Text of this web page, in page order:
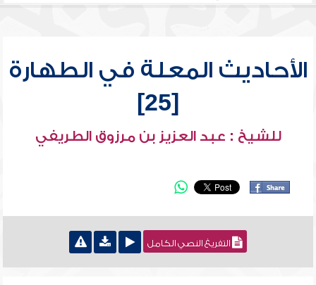
الأحاديث المعلة في الطهارة
[25]
للشيخ : عبد العزيز بن مرزوق الطريفي
التفريغ النصي الكامل